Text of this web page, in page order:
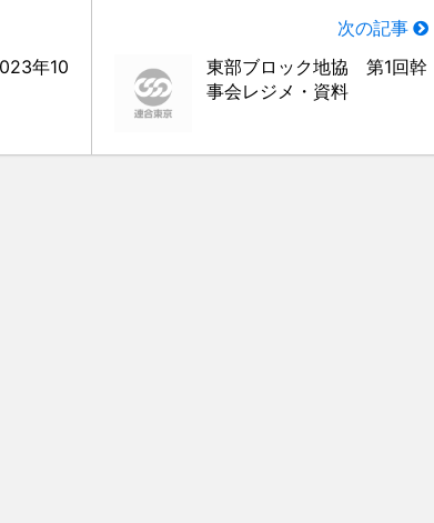
年10
次の記事
東部ブロック地協 第1回幹
事会レジメ・資料